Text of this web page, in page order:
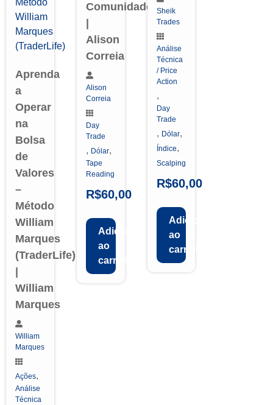
Aprenda
a
Operar
na
Bolsa
de
Valores
–
Método
William
Marques
(TraderLife)
William
Marques
William
Marques
Ações,
Análise
Técnica
Comunidade
Alison
Correia
Alison
Correia
Day
Trade
, Dólar,
Tape
Reading
R$60,00
Adicionar
ao
carrinho
Sheik
Trades
Análise
Técnica
/ Price
Action
,
Day
Trade
, Dólar,
Índice,
Scalping
R$60,00
Adicionar
ao
carrinho